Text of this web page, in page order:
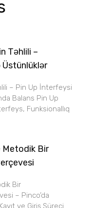
Təhlili –
Üstünlüklər
– Pin Up İnterfeysi
Balans Pin Up
Funksionallıq
Metodik Bir
Bir
– Pinco’da
ve Giriş Süreci